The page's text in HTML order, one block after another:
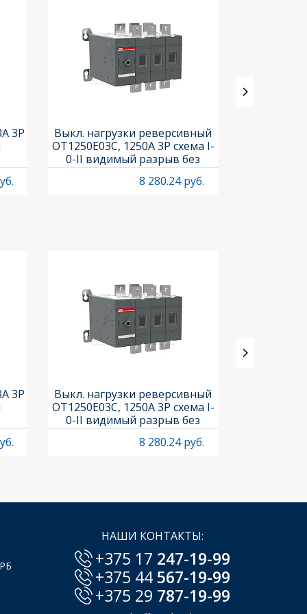
3P
Выкл. нагрузки реверсивный
OT1250E03C, 1250A 3P схема I-
0-II видимый разрыв без
рукоятки
8 280.24 руб.
3P
Выкл. нагрузки реверсивный
OT1250E03C, 1250A 3P схема I-
0-II видимый разрыв без
рукоятки
8 280.24 руб.
НАШИ КОНТАКТЫ:
+375 17 247-19-99
+375 44 567-19-99
+375 29 787-19-99